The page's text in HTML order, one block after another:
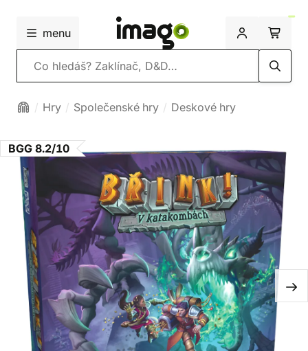
menu
Vyhledávání
Hry Společenské hry Deskové hry
BGG 8.2/10